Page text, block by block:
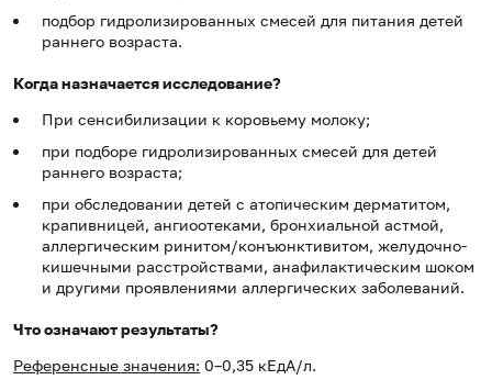
подбор гидролизированных смесей для питания детей
раннего возраста.
Когда назначается исследование?
При сенсибилизации к коровьему молоку;
при подборе гидролизированных смесей для детей
раннего возраста;
при обследовании детей с атопическим дерматитом,
крапивницей, ангиоотеками, бронхиальной астмой,
аллергическим ринитом/конъюнктивитом, желудочно-
кишечными расстройствами, анафилактическим шоком
и другими проявлениями аллергических заболеваний.
Что означают результаты?
Референсные значения: 0–0,35 кЕдА/л.